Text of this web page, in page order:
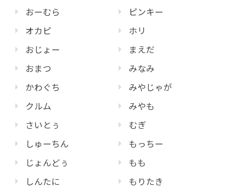
おーむら
オカピ
おじょー
おまつ
かわぐち
クルム
さいとぅ
しゅーちん
じょんどぅ
しんたに
ピンキー
ホリ
まえだ
みなみ
みやじゃが
みやも
むぎ
もっちー
もも
もりたき